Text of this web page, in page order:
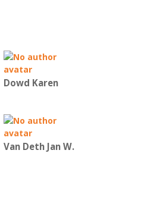
Dowd Karen
Van Deth Jan W.